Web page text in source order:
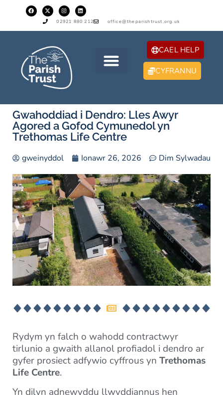
02921 880 212 office@theparishtrust.org.uk
CAEL HELP
CYFRANNU
Gwahoddiad i Dendro: Lles Awyr
Agored a Gofod Cymunedol yn
Trethomas Life Centre
gweinyddol Ionawr 26, 2026 Dim Sylwadau
Rydym yn falch o wahodd contractwyr
tirlunio a gwaith allanol profiadol i dendro ar
gyfer prosiect adfywio cyffrous yn Trethomas
Life Centre.
Yn dilyn adnewyddu llwyddiannus hen